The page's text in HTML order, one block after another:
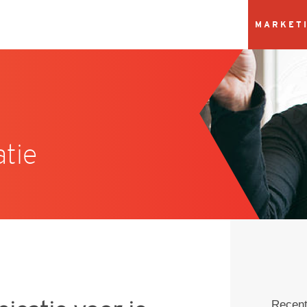
Communicatie
Over Doxa communicatie